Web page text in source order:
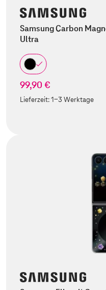
Samsung Carbon
Ultra
99,90 €
Lieferzeit:1-3 Werktage